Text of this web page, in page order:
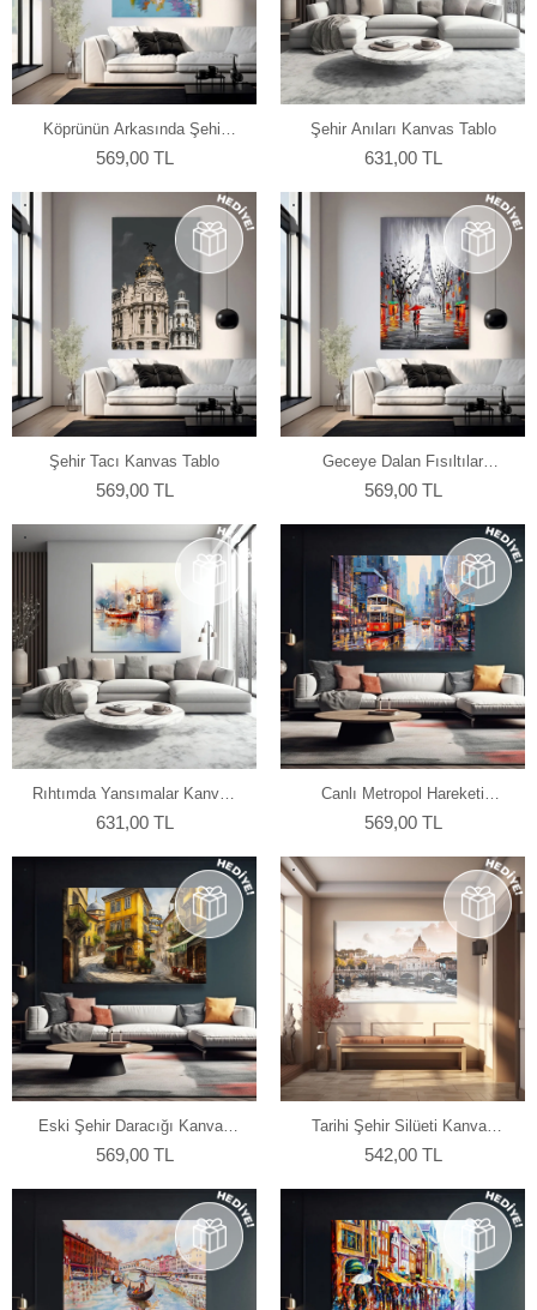
Köprünün Arkasında Şehir
Silueti Kanvas Tablo
569,00 TL
Şehir Anıları Kanvas Tablo
631,00 TL
Şehir Tacı Kanvas Tablo
569,00 TL
Geceye Dalan Fısıltılar
Kanvas Tablo
569,00 TL
Rıhtımda Yansımalar Kanvas
Tablo
631,00 TL
Canlı Metropol Hareketi
Kanvas Tablo
569,00 TL
Eski Şehir Daracığı Kanvas
Tablo
569,00 TL
Tarihi Şehir Silüeti Kanvas
Tablo
542,00 TL